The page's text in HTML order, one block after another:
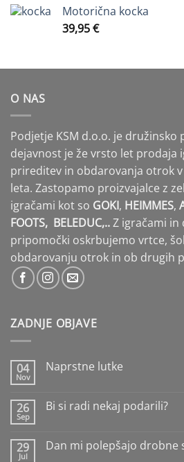
Motorična kocka
39,95€
O NAS
Podjetje KSM d.o.o. je družinsko
dejavnost je že vrsto let prodaja
prireditev in obdarovanja otrok
leta. Zastopamo proizvajalce z
igračami kot so GOKI, HEIMMES,
FOOTS, BELEDUC,..Z igračami
pripomočki oskrbujemo vrtce,
obdarovanju otrok in ob drugih
ZADNJE OBJAVE
04
Nov
Naprstne lutke
Naprstne
26
Sep
Bi si radi nekaj podarili?
Bi
29
Jul
Dan mi polepšajo drobne